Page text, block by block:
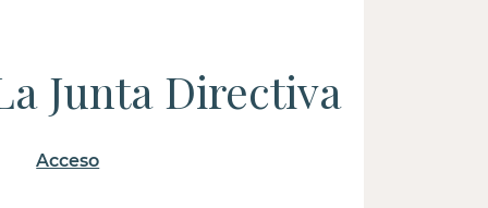
Junta Directiva
Acceso